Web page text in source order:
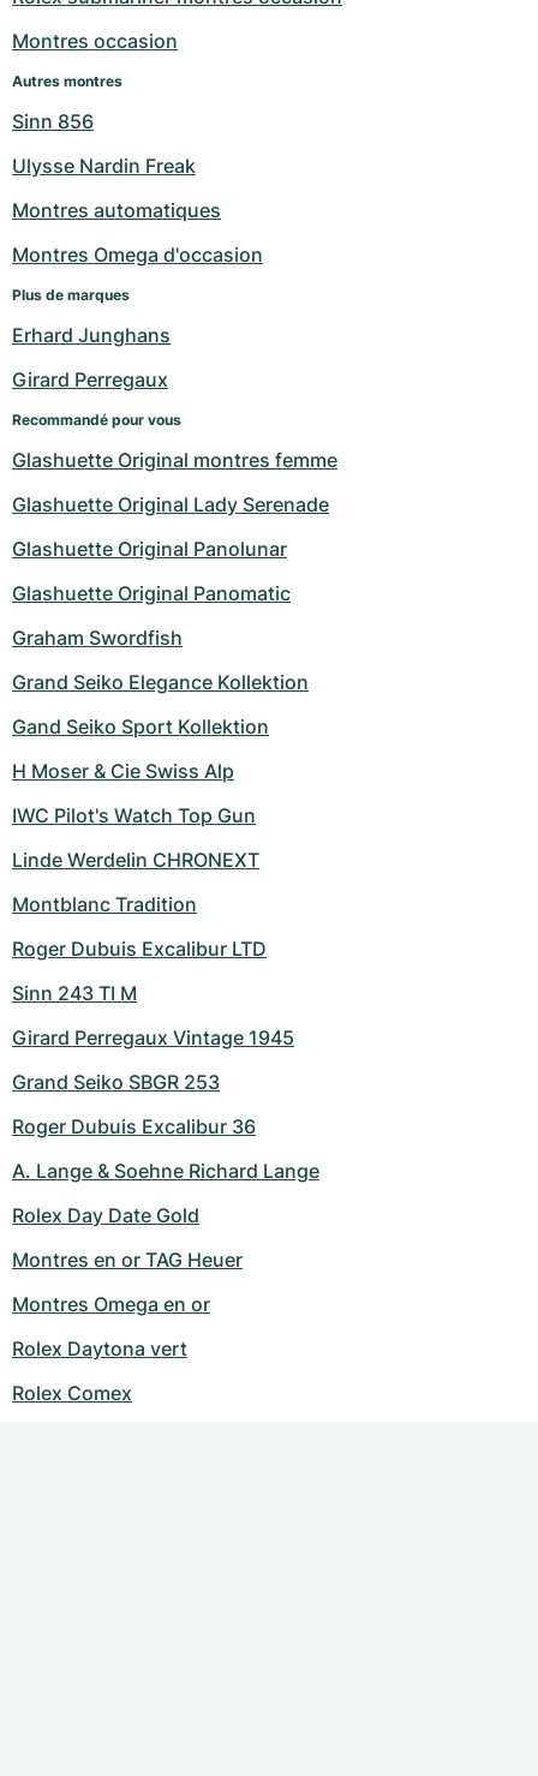
Milgauss
Oyster Perpetual
Yacht-Master II
Sea-Dweller
Submariner
Montres pour femmes
Ronde
Rotonde
Pasha
Tortue
Ballon Blanc
Roadster
Montres pour femmes
Professional
Bentley
Cockpit
Chronospace
Galactic
Montbrillant
Montres pour femmes
Formula 1
Grand Carrera
Montres pour femmes
Portofino
Portugieser
Aquatimer
Spitfire
Vintage
Montres d'occasion
Spirit of Big Bang
King Power
Montres occasion
Autres montres
Sinn 856
Ulysse Nardin Freak
Montres automatiques
Montres Omega d'occasion
Plus de marques
Erhard Junghans
Girard Perregaux
Recommandé pour vous
Glashuette Original montres femme
Glashuette Original Lady Serenade
Glashuette Original Panolunar
Glashuette Original Panomatic
Graham Swordfish
Grand Seiko Elegance Kollektion
Gand Seiko Sport Kollektion
H Moser & Cie Swiss Alp
IWC Pilot's Watch Top Gun
Linde Werdelin CHRONEXT
Montblanc Tradition
Roger Dubuis Excalibur LTD
Sinn 243 TI M
Girard Perregaux Vintage 1945
Grand Seiko SBGR 253
Roger Dubuis Excalibur 36
A. Lange & Soehne Richard Lange
Rolex Day Date Gold
Montres en or TAG Heuer
Montres Omega en or
Rolex Daytona vert
Rolex Comex